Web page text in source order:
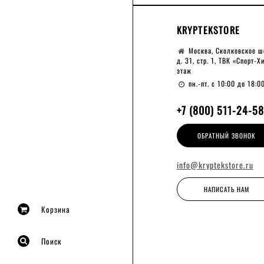
Корзина
Поиск
KRYPTEKSTORE
Москва, Сколковское
д. 31, стр. 1, ТВК «Спорт-
этаж
пн.-пт. с 10:00 до 18:00
+7 (800) 511-24-58
ОБРАТНЫЙ ЗВОНОК
info@kryptekstore.ru
НАПИСАТЬ НАМ